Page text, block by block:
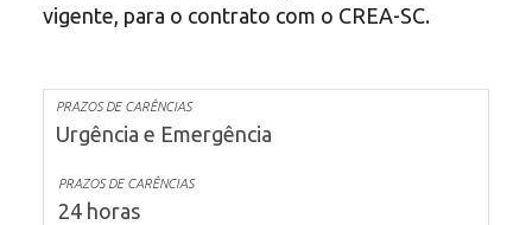
vigente, para o contrato com o CREA-SC.
Urgência e Emergência
24 horas